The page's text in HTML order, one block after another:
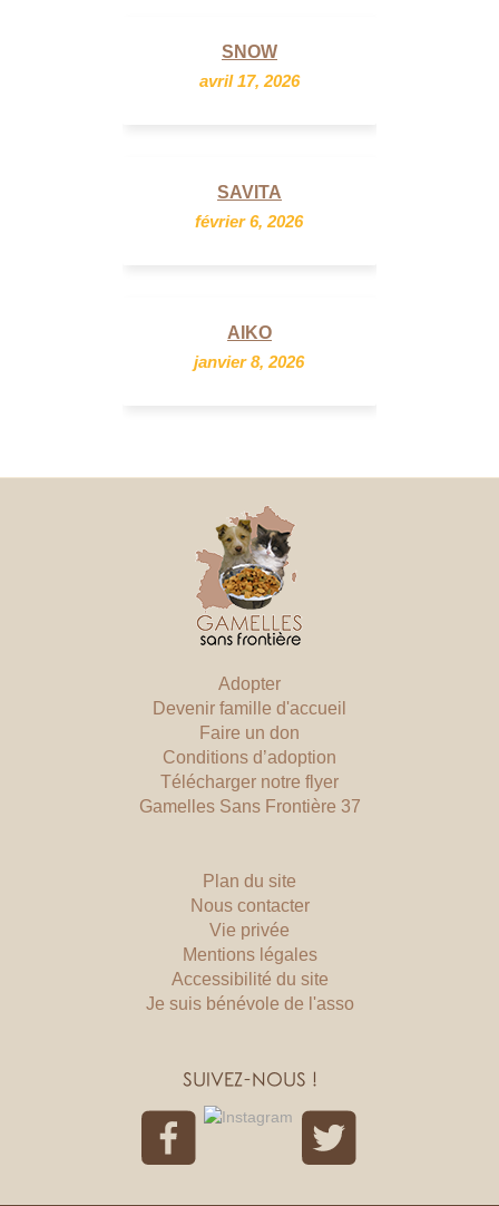
SNOW
avril 17, 2026
SAVITA
février 6, 2026
AIKO
janvier 8, 2026
Adopter
Devenir famille d'accueil
Faire un don
Conditions d’adoption
Télécharger notre flyer
Gamelles Sans Frontière 37
Plan du site
Nous contacter
Vie privée
Mentions légales
Accessibilité du site
Je suis bénévole de l'asso
SUIVEZ-NOUS !